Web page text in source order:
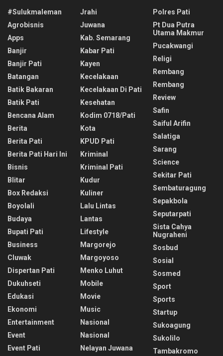
#sulukmaleman
Agrobisnis
Apps
Banjir
Banjir Pati
Batangan
Batik Bakaran
Batik Pati
Bencana Alam
Berita
Berita Pati
Berita Pati Hari Ini
Bisnis
Blitar
Box Redaksi
Boyolali
Budaya
Bupati Pati
Business
Cluwak
Dispertan Pati
Dukuhseti
Edukasi
Ekonomi
Entertainment
Event
Event Pati
Jrahi
Juwana
Kab. Semarang
Kabar Pati
Kayen
Kecelakaan
Kecelakaan Di Pati
Kesehatan
Kodim 0718/pati
Kota
KPUD Pati
Kriminal
Kriminal Pati
Kudur
Kuliner
Lalu Lintas
Lantas
Lifestyle
Margorejo
Margoyoso
Menko Luhut
Mobile
Movie
Music
Nasional
Nasional
Nelayan Juwana
Polres Pati
Pt Dua Putra
Utama Makmur
Pucakwangi
Religi
Rembang
Rembang
Review
Safin
Saiful Arifin
Salatiga
Sarang
Science
Sekitar Pati
Sembaturagung
Sepakbola
Seputarpati
Sista Cahya
Nugraheni
Sosbud
Sosial
Sosmed
Sport
Sports
Startup
Sukoagung
Sukolilo
Tambakromo